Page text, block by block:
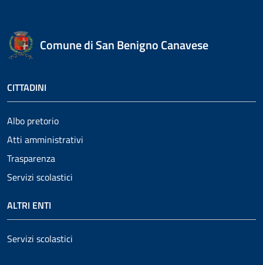
Comune di San Benigno Canavese
CITTADINI
Albo pretorio
Atti amministrativi
Trasparenza
Servizi scolastici
ALTRI ENTI
Servizi scolastici